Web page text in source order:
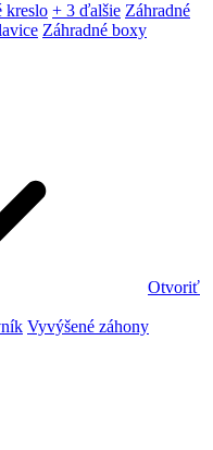
kreslo + 3 ďalšie Záhradné
Záhradné boxy
Otvoriť
Vyvýšené záhony